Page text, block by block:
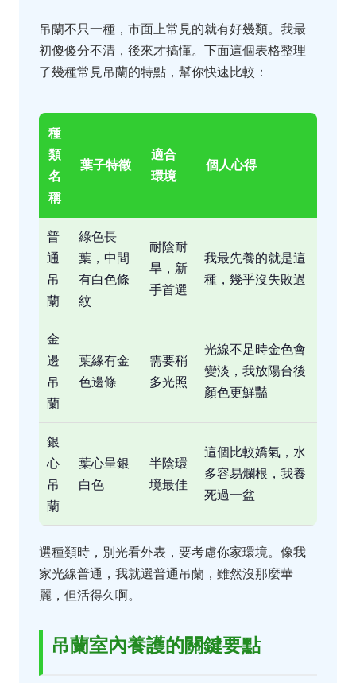
吊蘭不只一種，市面上常見的就有好幾類。我最
初傻傻分不清，後來才搞懂。下面這個表格整理
了幾種常見吊蘭的特點，幫你快速比較：
種
類
名
稱
葉子特徵
適合
環境
個人心得
普
通
吊
蘭
綠色長
葉，中間
有白色條
紋
耐陰耐
旱，新
手首選
我最先養的就是這
種，幾乎沒失敗過
金
邊
吊
蘭
葉緣有金
色邊條
需要稍
多光照
光線不足時金色會
變淡，我放陽台後
顏色更鮮豔
銀
心
吊
蘭
葉心呈銀
白色
半陰環
境最佳
這個比較嬌氣，水
多容易爛根，我養
死過一盆
選種類時，別光看外表，要考慮你家環境。像我
家光線普通，我就選普通吊蘭，雖然沒那麼華
麗，但活得久啊。
吊蘭室內養護的關鍵要點